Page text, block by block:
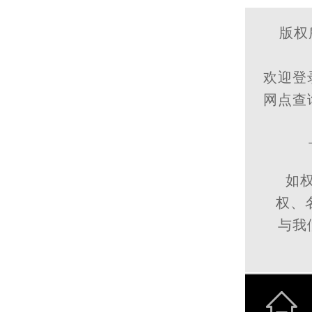
版
欢迎登
网点
如
权、
与我